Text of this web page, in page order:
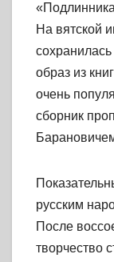
На вятской
образ из
очень
сборник
русским
После
творчество